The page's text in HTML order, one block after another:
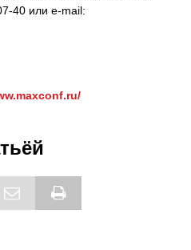
40 или e-mail: